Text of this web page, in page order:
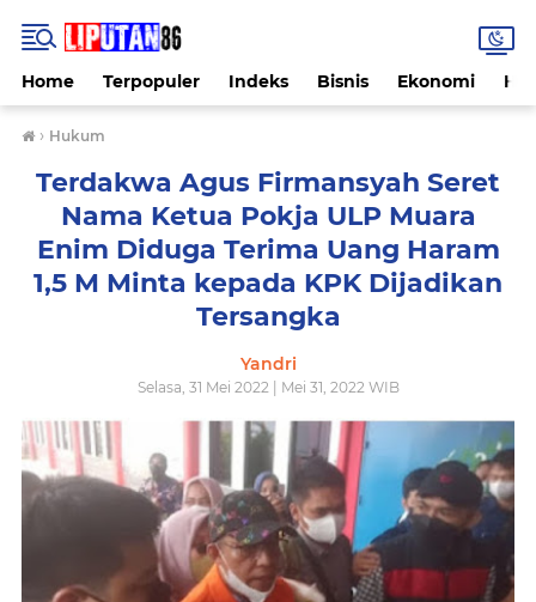
Home Terpopuler Indeks Bisnis Ekonomi
› Hukum
Terdakwa Agus Firmansyah Seret
Nama Ketua Pokja ULP Muara
Enim Diduga Terima Uang Haram
1,5 M Minta kepada KPK Dijadikan
Tersangka
Yandri
Selasa, 31 Mei 2022 | Mei 31, 2022 WIB